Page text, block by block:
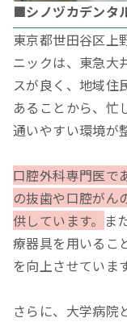
■シノヅカデンタ
東京都世田谷区上
ニックは、東急大
スが良く、地域住
あることから、忙
通いやすい環境が
口腔外科専門医で
の抜歯や口腔がん
供しています。 ま
療器具を用いるこ
を向上させていま
さらに、大学病院